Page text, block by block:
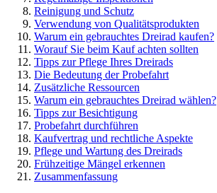
Reinigung und Schutz
Verwendung von Qualitätsprodukten
Warum ein gebrauchtes Dreirad kaufen?
Worauf Sie beim Kauf achten sollten
Tipps zur Pflege Ihres Dreirads
Die Bedeutung der Probefahrt
Zusätzliche Ressourcen
Warum ein gebrauchtes Dreirad wählen?
Tipps zur Besichtigung
Probefahrt durchführen
Kaufvertrag und rechtliche Aspekte
Pflege und Wartung des Dreirads
Frühzeitige Mängel erkennen
Zusammenfassung